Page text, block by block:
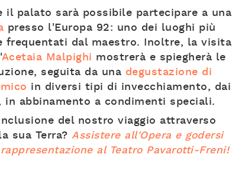
il palato sarà possibile partecipare a una
presso l'Europa 92: uno dei luoghi più
frequentati dal maestro. Inoltre, la visita
Acetaia Malpighi mostrerà e spiegherà le
seguita da una degustazione di
in diversi tipi di invecchiamento, dai
in abbinamento a condimenti speciali.
del nostro viaggio attraverso
sua Terra? Assistere all'Opera e godersi
al Teatro Pavarotti-Freni!